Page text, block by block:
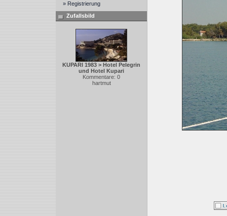
» Registrierung
Zufallsbild
KUPARI 1983 > Hotel Pelegrin
und Hotel Kupari
Kommentare: 0
hartmut